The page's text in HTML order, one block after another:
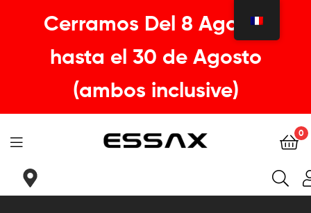
Cerramos Del 8 Agosto
hasta el 30 de Agosto
(ambos inclusive)
|
0